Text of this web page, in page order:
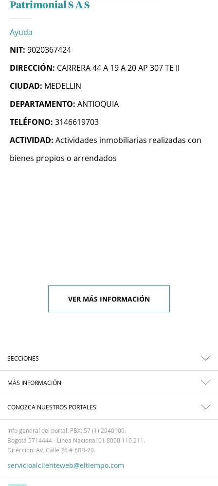
Patrimonial S A S
Ayuda
NIT: 9020367424
DIRECCIÓN: CARRERA 44 A 19 A 20 AP 307 TE II
CIUDAD: MEDELLIN
DEPARTAMENTO: ANTIOQUIA
TELÉFONO: 3146619703
ACTIVIDAD: Actividades inmobiliarias realizadas con
bienes propios o arrendados
VER MÁS INFORMACIÓN
SECCIONES
MÁS INFORMACIÓN
CONOZCA NUESTROS PORTALES
Info general del portal: PBX: 57 (1) 2940100.
Bogotá 5714444 - Línea Nacional 01 8000 110 211.
Dirección: Av. Calle 26 # 68B-70.
servicioalclienteweb@eltiempo.com